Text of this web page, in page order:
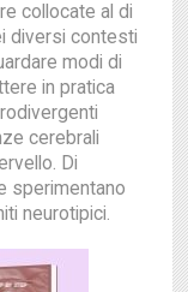
collocate al di
diversi contesti
modi di
in pratica
cerebrali
Di
sperimentano
neurotipici.